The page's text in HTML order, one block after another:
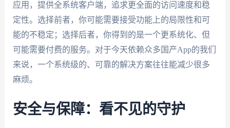
应用，提供全系统客户端，追求更全面的访问速度和稳
定性。选择前者，你可能需要接受功能上的局限性和可
能的不稳定；选择后者，你得到的是一个更系统化、但
可能需要付费的服务。对于今天依赖众多国产App的我们
来说，一个系统级的、可靠的解决方案往往能减少很多
麻烦。
安全与保障：看不见的守护